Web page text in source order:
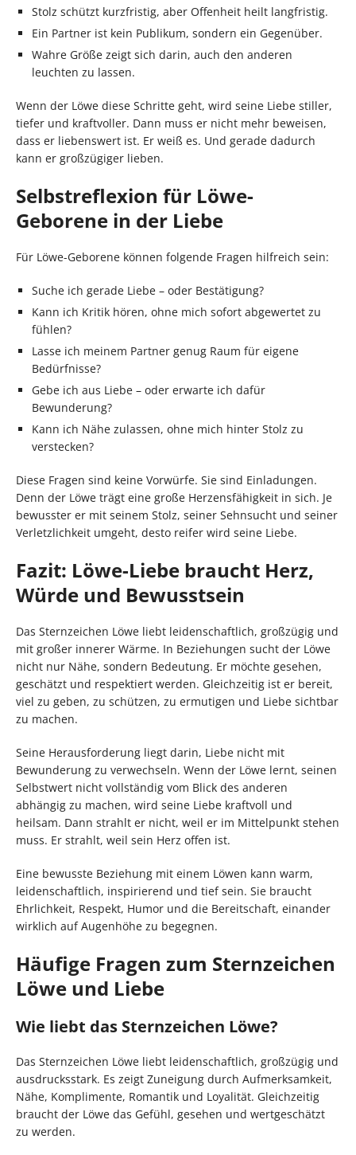
Stolz schützt kurzfristig, aber Offenheit heilt langfristig.
Ein Partner ist kein Publikum, sondern ein Gegenüber.
Wahre Größe zeigt sich darin, auch den anderen
leuchten zu lassen.
Wenn der Löwe diese Schritte geht, wird seine Liebe stiller,
tiefer und kraftvoller. Dann muss er nicht mehr beweisen,
dass er liebenswert ist. Er weiß es. Und gerade dadurch
kann er großzügiger lieben.
Selbstreflexion für Löwe-
Geborene in der Liebe
Für Löwe-Geborene können folgende Fragen hilfreich sein:
Suche ich gerade Liebe – oder Bestätigung?
Kann ich Kritik hören, ohne mich sofort abgewertet zu
fühlen?
Lasse ich meinem Partner genug Raum für eigene
Bedürfnisse?
Gebe ich aus Liebe – oder erwarte ich dafür
Bewunderung?
Kann ich Nähe zulassen, ohne mich hinter Stolz zu
verstecken?
Diese Fragen sind keine Vorwürfe. Sie sind Einladungen.
Denn der Löwe trägt eine große Herzensfähigkeit in sich. Je
bewusster er mit seinem Stolz, seiner Sehnsucht und seiner
Verletzlichkeit umgeht, desto reifer wird seine Liebe.
Fazit: Löwe-Liebe braucht Herz,
Würde und Bewusstsein
Das Sternzeichen Löwe liebt leidenschaftlich, großzügig und
mit großer innerer Wärme. In Beziehungen sucht der Löwe
nicht nur Nähe, sondern Bedeutung. Er möchte gesehen,
geschätzt und respektiert werden. Gleichzeitig ist er bereit,
viel zu geben, zu schützen, zu ermutigen und Liebe sichtbar
zu machen.
Seine Herausforderung liegt darin, Liebe nicht mit
Bewunderung zu verwechseln. Wenn der Löwe lernt, seinen
Selbstwert nicht vollständig vom Blick des anderen
abhängig zu machen, wird seine Liebe kraftvoll und
heilsam. Dann strahlt er nicht, weil er im Mittelpunkt stehen
muss. Er strahlt, weil sein Herz offen ist.
Eine bewusste Beziehung mit einem Löwen kann warm,
leidenschaftlich, inspirierend und tief sein. Sie braucht
Ehrlichkeit, Respekt, Humor und die Bereitschaft, einander
wirklich auf Augenhöhe zu begegnen.
Häufige Fragen zum Sternzeichen
Löwe und Liebe
Wie liebt das Sternzeichen Löwe?
Das Sternzeichen Löwe liebt leidenschaftlich, großzügig und
ausdrucksstark. Es zeigt Zuneigung durch Aufmerksamkeit,
Nähe, Komplimente, Romantik und Loyalität. Gleichzeitig
braucht der Löwe das Gefühl, gesehen und wertgeschätzt
zu werden.